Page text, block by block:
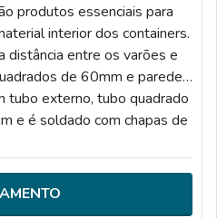
produtos essenciais para
interior dos containers.
distância entre os varões e
de 60mm e parede
tubo externo, tubo quadrado
e é soldado com chapas de
reforça a segurança do
exclusivo, possui 2
códig